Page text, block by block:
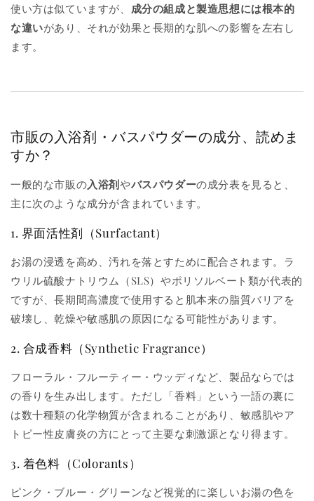
使い方は似ていますが、 成分の組成と製造思想には根本的
な違いがあり、それが効果と長期的な肌への影響を左右し
ます。
市販の入浴剤・バスパウダーの成分、読めま
すか？
一般的な市販の入浴剤やバスパウダーの成分表を見ると、
主に次のような成分が含まれています。
1. 界面活性剤（Surfactant）
お湯の浸透を高め、汚れを落とすために配合されます。ラ
ウリル硫酸ナトリウム（SLS）やポリソルベート類が代表的
ですが、長期間高濃度で使用すると肌本来の脂質バリアを
破壊し、乾燥や敏感肌の原因になる可能性があります。
2. 合成香料（Synthetic Fragrance）
フローラル・フルーティー・ウッディなど、製品ならでは
の香りを生み出します。ただし「香料」という一語の裏に
は数十種類の化学物質が含まれることがあり、敏感肌やア
トピー性皮膚炎の方にとって主要な刺激源となり得ます。
3. 着色料（Colorants）
ピンク・ブルー・グリーンなど視覚的に楽しいお湯の色を